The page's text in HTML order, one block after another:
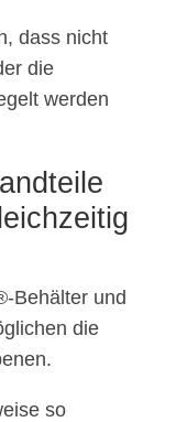
dass nicht
die
werden
Behälter und
die
so